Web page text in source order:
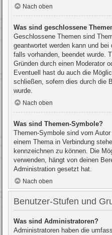
Nach oben
Was sind geschlossene
Geschlossene Themen sind
geantwortet werden kann und
falls vorhanden, beendet wurde.
Gründen durch einen Moderator
Eventuell hast du auch die
schließen, sofern dies durch die
wurde.
Nach oben
Was sind Themen-Symbole?
Themen-Symbole sind vom
einem Thema in Verbindung
kennzeichnen zu können. Die
verwenden, hängt von deinen
Administration gesetzt hat.
Nach oben
Benutzer-Stufen und
Was sind Administratoren?
Administratoren haben die